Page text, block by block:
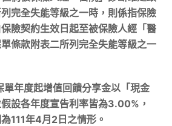
完全失能等級之一時，則係指保險
險契約生效日起至被保險人經「醫
條款附表二所列完全失能等級之一
年度起增值回饋分享金以「現金
設各年度宣告利率皆為3.00%，
111年4月2日之情形。